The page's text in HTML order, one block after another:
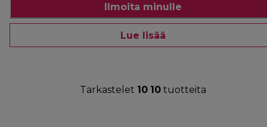
Ilmoita minulle
Lue lisää
Tarkastelet 10 10 tuotteita